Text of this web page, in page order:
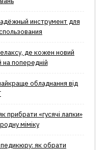
инструмент для
де кожен новий
на попередній
обладнання від
прибрати «гусячі лапки»
міміку
як обрати